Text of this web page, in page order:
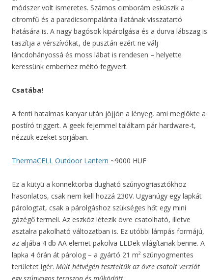
módszer volt ismeretes. Számos cimborám esküszik a
citromfű és a paradicsompalánta illatának visszatartó
hatására is. A nagy bagósok kipárolgása és a durva lábszag is
taszítja a vérszívókat, de pusztán ezért ne válj
láncdohányossá és moss lábat is rendesen – helyette
keressünk emberhez méltó fegyvert.
Csatába!
A fenti hatalmas kanyar után jöjjön a lényeg, ami meglökte a
postíró triggert. A geek fejemmel találtam pár hardware-t,
nézzük ezeket sorjában.
ThermaCELL Outdoor Lantern ~9000 HUF
Ez a kütyü a konnektorba dugható szúnyogriasztókhoz
hasonlatos, csak nem kell hozzá 230V. Ugyanúgy egy lapkát
párologtat, csak a párolgáshoz szükséges hőt egy mini
gázégő termeli. Az eszköz létezik övre csatolható, illetve
asztalra pakolható változatban is. Ez utóbbi lámpás formájú,
az aljába 4 db AA elemet pakolva LEDek világítanak benne. A
lapka 4 órán át párolog – a gyártó 21 m² szúnyogmentes
területet ígér. Múlt hétvégén teszteltük az övre csatolt verziót